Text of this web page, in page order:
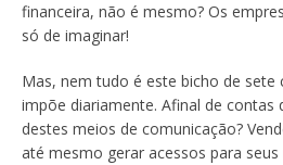
financeira, não é mesmo? Os
só de imaginar!
Mas, nem tudo é este bicho de sete
impõe diariamente. Afinal de contas
destes meios de comunicação?
até mesmo gerar acessos para